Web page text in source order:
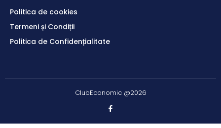
Politica de cookies
Termeni și Condiții
Politica de Confidențialitate
ClubEconomic @2026